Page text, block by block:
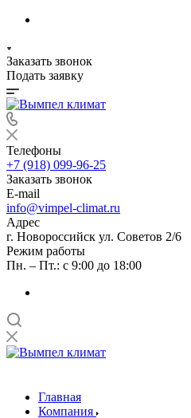
Заказать звонок
Подать заявку
Телефоны
+7 (918) 099-96-25
Заказать звонок
E-mail
info@vimpel-climat.ru
Адрес
г. Новороссийск ул. Советов 2/6
Режим работы
Пн. – Пт.: с 9:00 до 18:00
Главная
Компания